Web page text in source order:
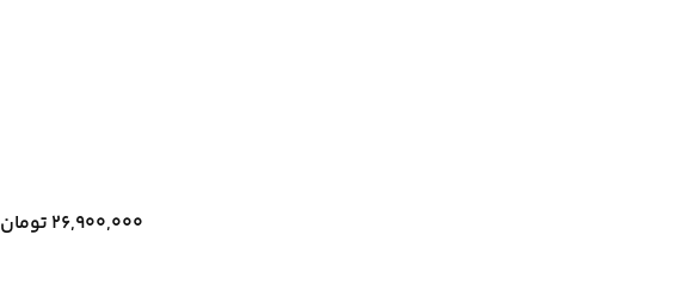
۲۶,۹۰۰,۰۰۰ تومان